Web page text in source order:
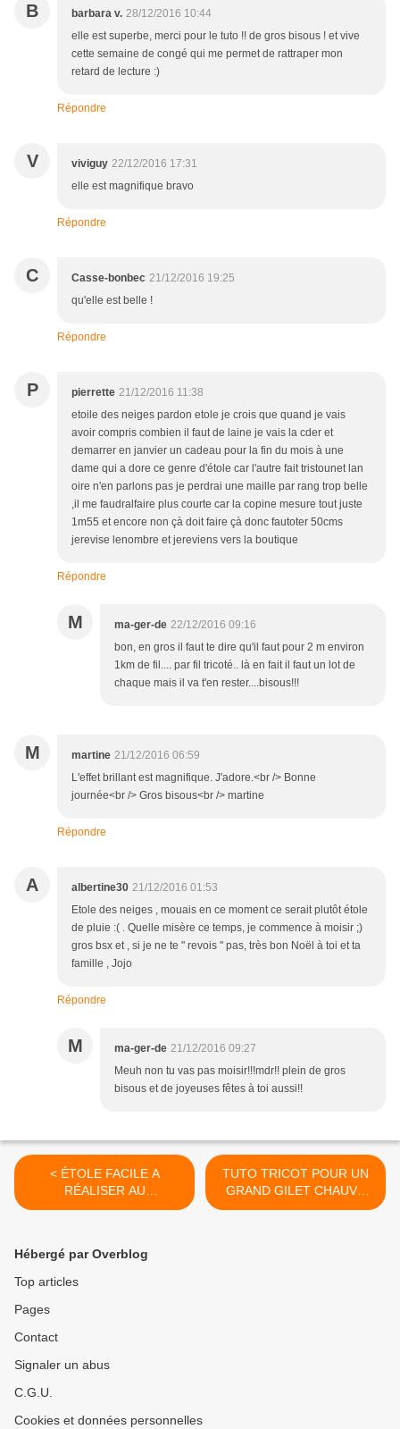
B barbara v. 28/12/2016 10:44
elle est superbe, merci pour le tuto !! de gros bisous ! et vive
cette semaine de congé qui me permet de rattraper mon
retard de lecture :)
Répondre
V viviguy 22/12/2016 17:31
elle est magnifique bravo
Répondre
C Casse-bonbec 21/12/2016 19:25
qu'elle est belle !
Répondre
P pierrette 21/12/2016 11:38
etoile des neiges pardon etole je crois que quand je vais
avoir compris combien il faut de laine je vais la cder et
demarrer en janvier un cadeau pour la fin du mois à une
dame qui a dore ce genre d'étole car l'autre fait tristounet lan
oire n'en parlons pas je perdrai une maille par rang trop belle
,il me faudralfaire plus courte car la copine mesure tout juste
1m55 et encore non çà doit faire çà donc fautoter 50cms
jerevise lenombre et jereviens vers la boutique
Répondre
M ma-ger-de 22/12/2016 09:16
bon, en gros il faut te dire qu'il faut pour 2 m environ
1km de fil.... par fil tricoté.. là en fait il faut un lot de
chaque mais il va t'en rester....bisous!!!
M martine 21/12/2016 06:59
L'effet brillant est magnifique. J'adore.<br /> Bonne
journée<br /> Gros bisous<br /> martine
Répondre
A albertine30 21/12/2016 01:53
Etole des neiges , mouais en ce moment ce serait plutôt étole
de pluie :( . Quelle misère ce temps, je commence à moisir ;)
gros bsx et , si je ne te " revois " pas, très bon Noël à toi et ta
famille , Jojo
Répondre
M ma-ger-de 21/12/2016 09:27
Meuh non tu vas pas moisir!!!mdr!! plein de gros
bisous et de joyeuses fêtes à toi aussi!!
< ÉTOLE FACILE A
RÉALISER AU
TRICOT...seconde
TUTO TRICOT POUR UN
GRAND GILET CHAUVE
SOURIS... >
Hébergé par Overblog
Top articles
Pages
Contact
Signaler un abus
C.G.U.
Cookies et données personnelles